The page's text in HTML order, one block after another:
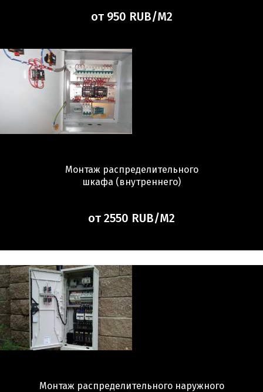
от 950 RUB/М2
Монтаж распределительного
шкафа (внутреннего)
от 2550 RUB/М2
Монтаж распределительного наружного